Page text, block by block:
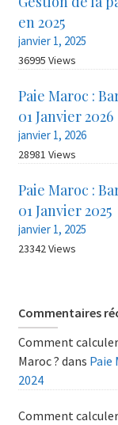
en 2025
janvier 1, 2025
36995 Views
Paie Maroc :
01 Janvier 2026
janvier 1, 2026
28981 Views
Paie Maroc :
01 Janvier 2025
janvier 1, 2025
23342 Views
Commentaires
Comment
Maroc ? dans Paie
2024
Comment